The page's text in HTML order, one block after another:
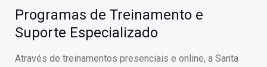
Programas de Treinamento e
Suporte Especializado
Através de treinamentos presenciais e online, a Santa